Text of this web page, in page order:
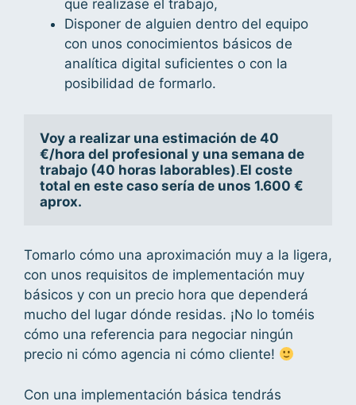
que realizase el trabajo,
Disponer de alguien dentro del equipo
con unos conocimientos básicos de
analítica digital suficientes o con la
posibilidad de formarlo.
Voy a realizar una estimación de 40
€/hora del profesional y una semana de
trabajo (40 horas laborables).El coste
total en este caso sería de unos 1.600 €
aprox.
Tomarlo cómo una aproximación muy a la ligera,
con unos requisitos de implementación muy
básicos y con un precio hora que dependerá
mucho del lugar dónde residas. ¡No lo toméis
cómo una referencia para negociar ningún
precio ni cómo agencia ni cómo cliente!
Con una implementación básica tendrás